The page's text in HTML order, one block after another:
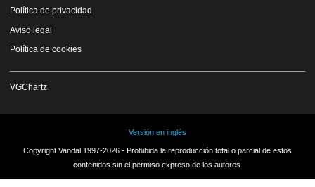
Política de privacidad
Aviso legal
Política de cookies
VGChartz
Versión en inglés
Copyright Vandal 1997-2026 - Prohibida la reproducción total o parcial de estos
contenidos sin el permiso expreso de los autores.